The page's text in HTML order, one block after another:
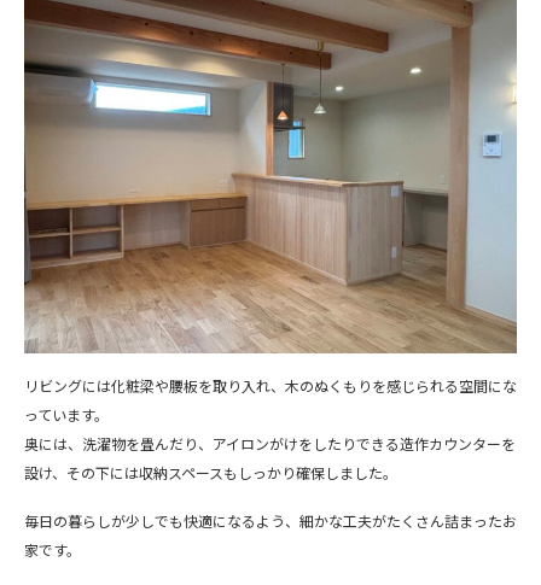
リビングには化粧梁や腰板を取り入れ、木のぬくもりを感じられる空間にな
っています。
奥には、洗濯物を畳んだり、アイロンがけをしたりできる造作カウンターを
設け、その下には収納スペースもしっかり確保しました。
毎日の暮らしが少しでも快適になるよう、細かな工夫がたくさん詰まったお
家です。